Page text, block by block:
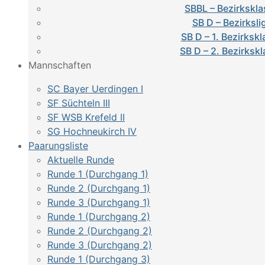
SBBL –
SB D –
SB D – 1.
SB D – 2.
Mannschaften
SC Bayer Uerdingen I
SF Süchteln III
SF WSB Krefeld II
SG Hochneukirch IV
Paarungsliste
Aktuelle Runde
Runde 1 (Durchgang 1)
Runde 2 (Durchgang 1)
Runde 3 (Durchgang 1)
Runde 1 (Durchgang 2)
Runde 2 (Durchgang 2)
Runde 3 (Durchgang 2)
Runde 1 (Durchgang 3)